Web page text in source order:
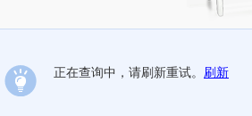
正在查询中，请刷新重试。 刷新